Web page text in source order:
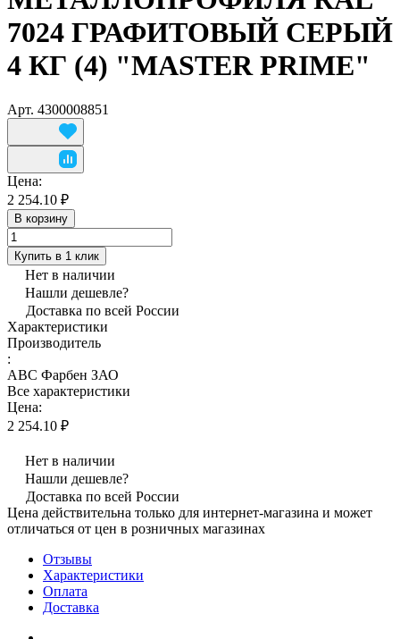
7024 ГРАФИТОВЫЙ СЕРЫЙ
4 КГ (4) "MASTER PRIME"
Арт. 4300008851
Цена:
2 254.10 ₽
В корзину
Купить в 1 клик
Нет в наличии
Нашли дешевле?
Доставка по всей России
Характеристики
Производитель
:
АВС Фарбен ЗАО
Все характеристики
Цена:
2 254.10 ₽
Нет в наличии
Нашли дешевле?
Доставка по всей России
Цена действительна только для интернет-магазина и может
отличаться от цен в розничных магазинах
Отзывы
Характеристики
Оплата
Доставка